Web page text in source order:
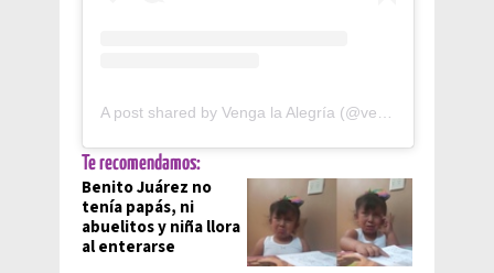
Te recomendamos:
Benito Juárez no
tenía papás, ni
abuelitos y niña llora
al enterarse